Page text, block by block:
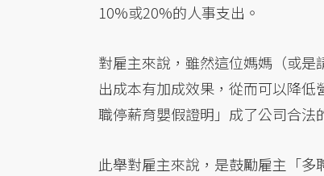
10%或20%的人事支出。
對雇主來說，雖然這位媽媽（或
出成本有加成效果，從而可以降
職停薪育嬰假證明」成了公司合法
此舉對雇主來說，是鼓勵雇主「